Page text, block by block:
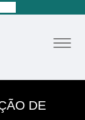
DE